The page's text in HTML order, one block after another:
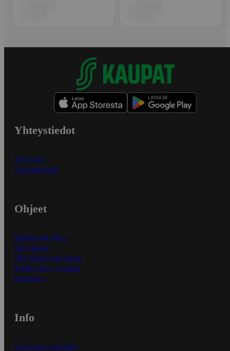
Yhteystiedot
Myymälät
Asiakaspalvelu
Ohjeet
Ensitilaajan ohjeet
Näin maksat
Näin tilaat ja muokkaat
Kaikki ohjeet ja vinkit
In English
Info
S-Business yrityksille